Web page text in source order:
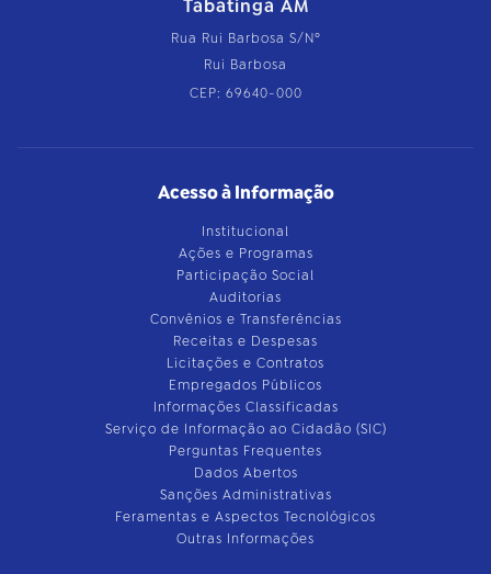
Tabatinga AM
Rua Rui Barbosa S/Nº
Rui Barbosa
CEP: 69640-000
Acesso à Informação
Institucional
Ações e Programas
Participação Social
Auditorias
Convênios e Transferências
Receitas e Despesas
Licitações e Contratos
Empregados Públicos
Informações Classificadas
Serviço de Informação ao Cidadão (SIC)
Perguntas Frequentes
Dados Abertos
Sanções Administrativas
Feramentas e Aspectos Tecnológicos
Outras Informações